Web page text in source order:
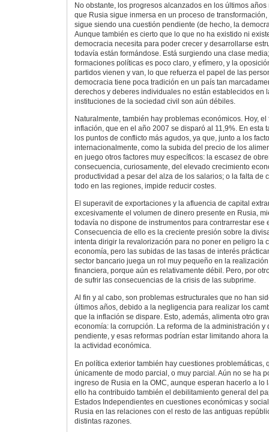
No obstante, los progresos alcanzados en los últimos
que Rusia sigue inmersa en un proceso de
sigue siendo una cuestión pendiente (de hecho, la
Aunque también es cierto que lo que no ha existido ni
democracia necesita para poder crecer y desarrollarse
todavía están formándose. Está surgiendo una clase
formaciones políticas es poco claro, y efímero, y la
partidos vienen y van, lo que refuerza el papel de las
democracia tiene poca tradición en un país tan
derechos y deberes individuales no están establecidos en
instituciones de la sociedad civil son aún débiles.
Naturalmente, también hay problemas económicos. Hoy,
inflación, que en el año 2007 se disparó al 11,9%. En esta
los puntos de conflicto más agudos, ya que, junto a los
internacionalmente, como la subida del precio de los
en juego otros factores muy específicos: la escasez de
consecuencia, curiosamente, del elevado crecimiento
productividad a pesar del alza de los salarios; o la falta de
todo en las regiones, impide reducir costes.
El superavit de exportaciones y la afluencia de capital
excesivamente el volumen de dinero presente en Rusia,
todavía no dispone de instrumentos para contrarrestar ese
Consecuencia de ello es la creciente presión sobre la
intenta dirigir la revalorización para no poner en peligro la
economía, pero las subidas de las tasas de interés
sector bancario juega un rol muy pequeño en la
financiera, porque aún es relativamente débil. Pero, por
de sufrir las consecuencias de la crisis de las subprime.
Al fin y al cabo, son problemas estructurales que no han
últimos años, debido a la negligencia para realizar los
que la inflación se dispare. Esto, además, alimenta otro
economía: la corrupción. La reforma de la administración y
pendiente, y esas reformas podrían estar limitando ahora
la actividad económica.
En política exterior también hay cuestiones problemáticas,
únicamente de modo parcial, o muy parcial. Aún no se ha
ingreso de Rusia en la OMC, aunque esperan hacerlo a lo
ello ha contribuido también el debilitamiento general del
Estados Independientes en cuestiones económicas y
Rusia en las relaciones con el resto de las antiguas
distintas razones.